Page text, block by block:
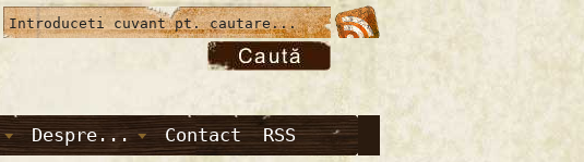
Despre... Contact RSS